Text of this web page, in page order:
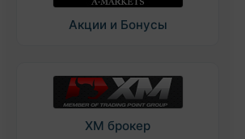
Акции и Бонусы
XM брокер